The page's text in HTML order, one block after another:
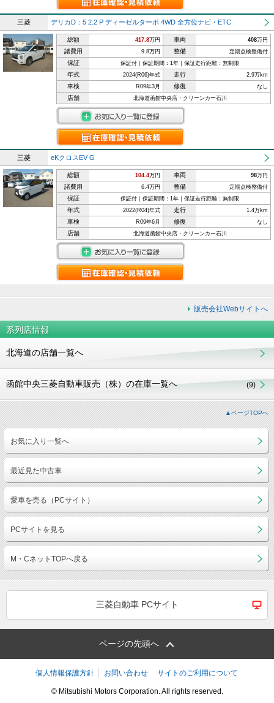
三菱 デリカD：5 2.2 P ディーゼルターボ 4WD 全方位ナビ・ETC
総額 417.8万円 車両 408万円
諸費用 9.8万円 整備 定期点検整備付
保証 保証付｜保証期間：1年｜保証走行距離：無制限
年式 2024(R06)年式 走行 2.9万km
車検 R09年3月 修復 なし
店舗 北海道函館中央店・クリーンカー石川
三菱 eKクロスEV G
総額 104.4万円 車両 98万円
諸費用 6.4万円 整備 定期点検整備付
保証 保証付｜保証期間：1年｜保証走行距離：無制限
年式 2022(R04)年式 走行 1.4万km
車検 R09年6月 修復 なし
店舗 北海道函館中央店・クリーンカー石川
販売会社Webサイトへ
系列店情報
北海道の店舗一覧へ
函館中央三菱自動車販売（株）の在庫一覧へ (9)
▲ページTOPへ
お気に入り一覧へ
最近見た中古車
愛車を売る（PCサイト）
PCサイトを見る
M・CネットTOPへ戻る
三菱自動車 PCサイト
ページの先頭へ
個人情報保護方針 お問い合わせ サイトのご利用について
© Mitsubishi Motors Corporation. All rights reserved.